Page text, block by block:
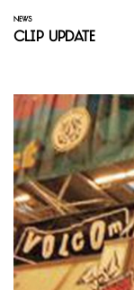
NEWS
Clip Update